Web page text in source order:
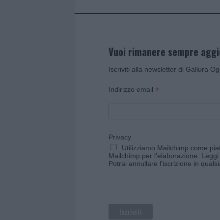
Vuoi rimanere sempre
Iscriviti alla newsletter di Gallura
Indirizzo email *
Privacy
Utilizziamo Mailchimp come
Mailchimp per l'elaborazione.
Potrai annullare l'iscrizione in